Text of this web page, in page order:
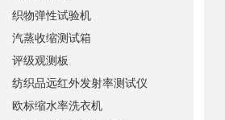
织物弹性试验机
汽蒸收缩测试箱
评级观测板
纺织品远红外发射率测试仪
欧标缩水率洗衣机